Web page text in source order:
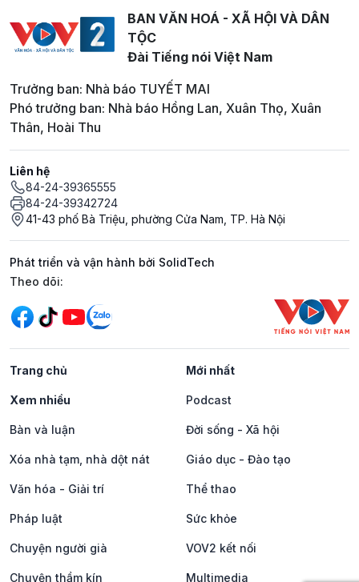
BAN VĂN HOÁ - XÃ HỘI VÀ DÂN
TỘC
Đài Tiếng nói Việt Nam
Trưởng ban: Nhà báo TUYẾT MAI
Phó trưởng ban: Nhà báo Hồng Lan, Xuân Thọ, Xuân
Thân, Hoài Thu
Liên hệ
84-24-39365555
84-24-39342724
41-43 phố Bà Triệu, phường Cửa Nam, TP. Hà Nội
Phát triển và vận hành bởi SolidTech
Mạng xã hội
Theo dõi:
Trang chủ Mới nhất
Xem nhiều Podcast
Bàn và luận Đời sống - Xã hội
Xóa nhà tạm, nhà dột nát Giáo dục - Đào tạo
Văn hóa - Giải trí Thể thao
Pháp luật Sức khỏe
Chuyện người già VOV2 kết nối
Chuyện thầm kín Multimedia